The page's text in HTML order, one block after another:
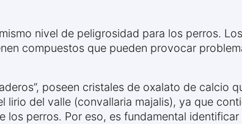
nivel de peligrosidad para los perros.
compuestos que pueden provocar
poseen cristales de oxalato de calcio
lirio del valle (convallaria majalis), ya que
perros. Por eso, es fundamental